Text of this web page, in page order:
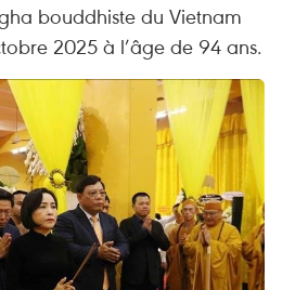
bouddhiste du Vietnam
2025 à l’âge de 94 ans.